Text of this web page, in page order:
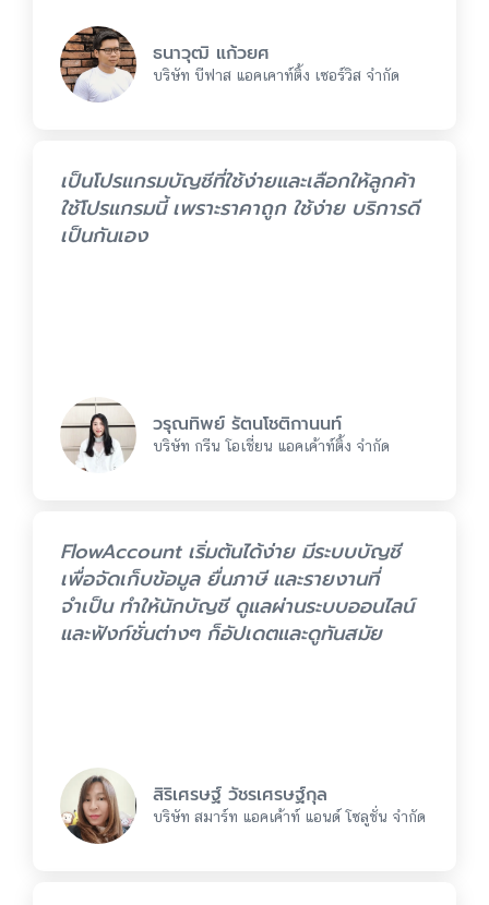
ธนาวุฒิ แก้วยศ
บริษัท บีฟาส แอคเคาท์ติ้ง เซอร์วิส จำกัด
เป็นโปรแกรมบัญชีที่ใช้ง่ายและเลือกให้ลูกค้า
ใช้โปรแกรมนี้ เพราะราคาถูก ใช้ง่าย บริการดี
เป็นกันเอง
วรุณทิพย์ รัตนโชติกานนท์
บริษัท กรีน โอเชี่ยน แอคเค้าท์ติ้ง จำกัด
FlowAccount เริ่มต้นได้ง่าย มีระบบบัญชี
เพื่อจัดเก็บข้อมูล ยื่นภาษี และรายงานที่
จำเป็น ทำให้นักบัญชี ดูแลผ่านระบบออนไลน์
และฟังก์ชั่นต่างๆ ก็อัปเดตและดูทันสมัย
สิริเศรษฐ์ วัชรเศรษฐ์กุล
บริษัท สมาร์ท แอคเค้าท์ แอนด์ โซลูชั่น จำกัด